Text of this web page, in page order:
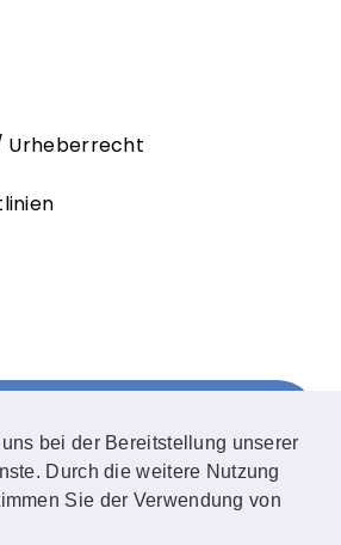
bei der Bereitstellung unserer
Durch die weitere Nutzung
Sie der Verwendung von
Urheberrecht